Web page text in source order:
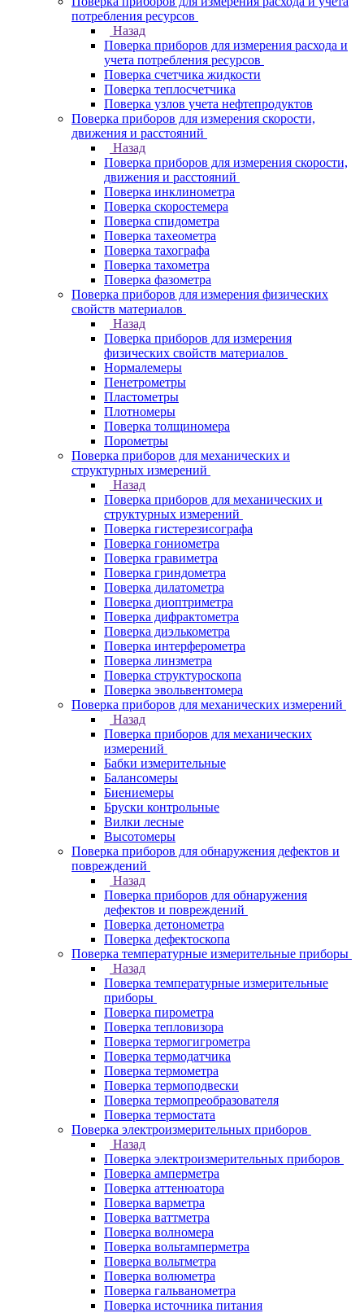
потребления ресурсов
Назад
Поверка приборов для измерения расхода и
учета потребления ресурсов
Поверка счетчика жидкости
Поверка теплосчетчика
Поверка узлов учета нефтепродуктов
Поверка приборов для измерения скорости,
движения и расстояний
Назад
Поверка приборов для измерения скорости,
движения и расстояний
Поверка инклинометра
Поверка скоростемера
Поверка спидометра
Поверка тахеометра
Поверка тахографа
Поверка тахометра
Поверка фазометра
Поверка приборов для измерения физических
свойств материалов
Назад
Поверка приборов для измерения
физических свойств материалов
Нормалемеры
Пенетрометры
Пластометры
Плотномеры
Поверка толщиномера
Порометры
Поверка приборов для механических и
структурных измерений
Назад
Поверка приборов для механических и
структурных измерений
Поверка гистерезисографа
Поверка гониометра
Поверка гравиметра
Поверка гриндометра
Поверка дилатометра
Поверка диоптриметра
Поверка дифрактометра
Поверка диэлькометра
Поверка интерферометра
Поверка линзметра
Поверка структуроскопа
Поверка эвольвентомера
Поверка приборов для механических измерений
Назад
Поверка приборов для механических
измерений
Бабки измерительные
Балансомеры
Биениемеры
Бруски контрольные
Вилки лесные
Высотомеры
Поверка приборов для обнаружения дефектов и
повреждений
Назад
Поверка приборов для обнаружения
дефектов и повреждений
Поверка детонометра
Поверка дефектоскопа
Поверка температурные измерительные приборы
Назад
Поверка температурные измерительные
приборы
Поверка пирометра
Поверка тепловизора
Поверка термогигрометра
Поверка термодатчика
Поверка термометра
Поверка термоподвески
Поверка термопреобразователя
Поверка термостата
Поверка электроизмерительных приборов
Назад
Поверка электроизмерительных приборов
Поверка амперметра
Поверка аттенюатора
Поверка варметра
Поверка ваттметра
Поверка волномера
Поверка вольтамперметра
Поверка вольтметра
Поверка волюметра
Поверка гальванометра
Поверка источника питания